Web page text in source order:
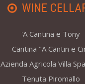
WINE
'A Cantina e Tony
Cantina "A Cantin e
Azienda Agricola Villa
Tenuta Piromallo